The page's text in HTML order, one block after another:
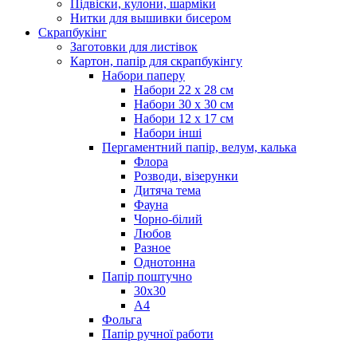
Підвіски, кулони, шарміки
Нитки для вышивки бисером
Скрапбукінг
Заготовки для листівок
Картон, папір для скрапбукінгу
Набори паперу
Набори 22 х 28 см
Набори 30 х 30 см
Набори 12 х 17 см
Набори інші
Пергаментний папір, велум, калька
Флора
Розводи, візерунки
Дитяча тема
Фауна
Чорно-білий
Любов
Разное
Однотонна
Папір поштучно
30х30
А4
Фольга
Папір ручної работи